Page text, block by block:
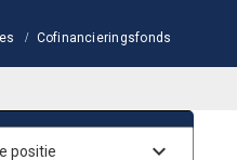
Cofinancieringsfonds